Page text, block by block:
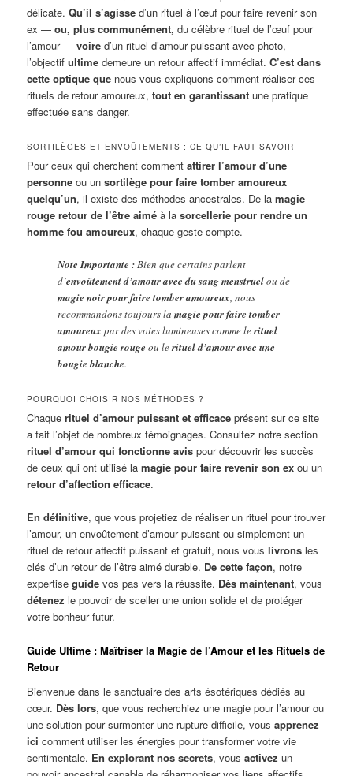
délicate.Qu’il s’agisse d’un rituel à l’œuf pour faire revenir son
ex —ou, plus communément, du célèbre rituel de l’œuf pour
l’amour —voire d’un rituel d’amour puissant avec photo,
l’objectifultime demeure un retour affectif immédiat.C’est dans
cette optique que nous vous expliquons comment réaliser ces
rituels de retour amoureux,tout en garantissant une pratique
effectuée sans danger.
SORTILÈGES ET ENVOÛTEMENTS : CE QU’IL FAUT SAVOIR
Pour ceux qui cherchent commentattirer l’amour d’une
personne ou unsortilège pour faire tomber amoureux
quelqu’un, il existe des méthodes ancestrales. De lamagie
rouge retour de l’être aimé à lasorcellerie pour rendre un
homme fou amoureux, chaque geste compte.
Note Importante :Bien que certains parlent
d’envoûtement d’amour avec du sang menstruelou de
magie noir pour faire tomber amoureux, nous
recommandons toujours lamagie pour faire tomber
amoureux par des voies lumineuses comme lerituel
amour bougie rouge ou lerituel d’amour avec une
bougie blanche.
POURQUOI CHOISIR NOS MÉTHODES ?
Chaquerituel d’amour puissant et efficace présent sur ce site
a fait l’objet de nombreux témoignages. Consultez notre section
rituel d’amour qui fonctionne avis pour découvrir les succès
de ceux qui ont utilisé lamagie pour faire revenir son ex ou un
retour d’affection efficace.
En définitive, que vous projetiez de réaliser un rituel pour trouver
l’amour, un envoûtement d’amour puissant ou simplement un
rituel de retour affectif puissant et gratuit, nous vouslivrons les
clés d’un retour de l’être aimé durable. De cette façon, notre
expertiseguide vos pas vers la réussite. Dès maintenant, vous
détenez le pouvoir de sceller une union solide et de protéger
votre bonheur futur.
Guide Ultime : Maîtriser la Magie de l’Amour et les Rituels de
Retour
Bienvenue dans le sanctuaire des arts ésotériques dédiés au
cœur. Dès lors, que vous recherchiez une magie pour l’amour ou
une solution pour surmonter une rupture difficile, vousapprenez
ici comment utiliser les énergies pour transformer votre vie
sentimentale. En explorant nos secrets, vousactivez un